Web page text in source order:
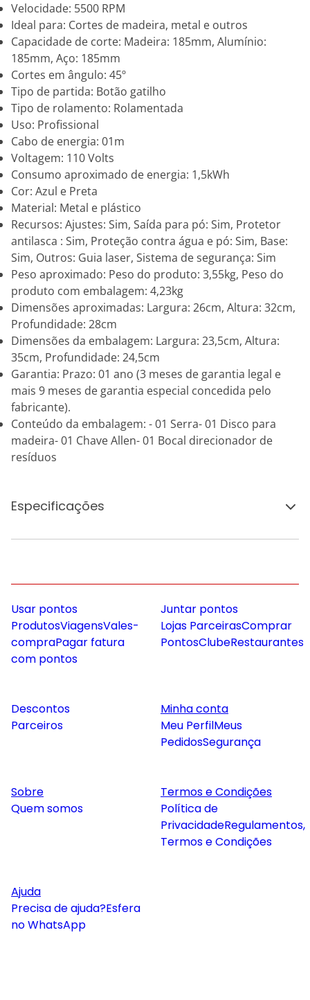
Velocidade: 5500 RPM
Ideal para: Cortes de madeira, metal e outros
Capacidade de corte: Madeira: 185mm, Alumínio:
185mm, Aço: 185mm
Cortes em ângulo: 45º
Tipo de partida: Botão gatilho
Tipo de rolamento: Rolamentada
Uso: Profissional
Cabo de energia: 01m
Voltagem: 110 Volts
Consumo aproximado de energia: 1,5kWh
Cor: Azul e Preta
Material: Metal e plástico
Recursos: Ajustes: Sim, Saída para pó: Sim, Protetor
antilasca : Sim, Proteção contra água e pó: Sim, Base:
Sim, Outros: Guia laser, Sistema de segurança: Sim
Peso aproximado: Peso do produto: 3,55kg, Peso do
produto com embalagem: 4,23kg
Dimensões aproximadas: Largura: 26cm, Altura: 32cm,
Profundidade: 28cm
Dimensões da embalagem: Largura: 23,5cm, Altura:
35cm, Profundidade: 24,5cm
Garantia: Prazo: 01 ano (3 meses de garantia legal e
mais 9 meses de garantia especial concedida pelo
fabricante).
Conteúdo da embalagem: - 01 Serra- 01 Disco para
madeira- 01 Chave Allen- 01 Bocal direcionador de
resíduos
Especificações
Usar pontos
ProdutosViagensVales-
compraPagar fatura
com pontos
Juntar pontos
Lojas ParceirasComprar
PontosClubeRestaurantes
Descontos
Parceiros
Minha conta
Meu PerfilMeus
PedidosSegurança
Sobre
Quem somos
Termos e Condições
Política de
PrivacidadeRegulamentos,
Termos e Condições
Ajuda
Precisa de ajuda?Esfera
no WhatsApp